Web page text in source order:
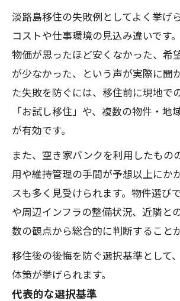
淡路島移住の失敗例としてよく挙げ
コストや仕事環境の見込み違いです
物価が思ったほど安くなかった、希
が少なかった、という声が実際に聞
た失敗を防ぐには、移住前に現地で
「お試し移住」や、複数の物件・地
が有効です。
また、空き家バンクを利用したもの
用や維持管理の手間が予想以上にか
スも多く見受けられます。物件選び
や周辺インフラの整備状況、近隣と
数の観点から総合的に判断すること
移住後の後悔を防ぐ選択基準として
体策が挙げられます。
代表的な選択基準